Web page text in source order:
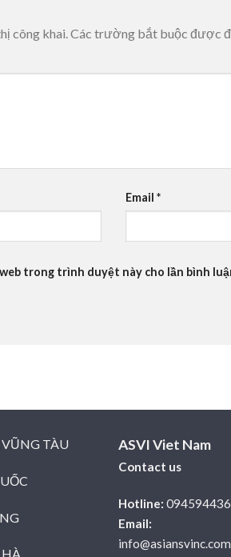
công khai.Các trường bắt buộc được
Email *
trong trình duyệt này cho lần bình
VŨNG TÀU ASVI Viet Nam
Contact us
Hotline:
Email:
info@asiansvinc.com